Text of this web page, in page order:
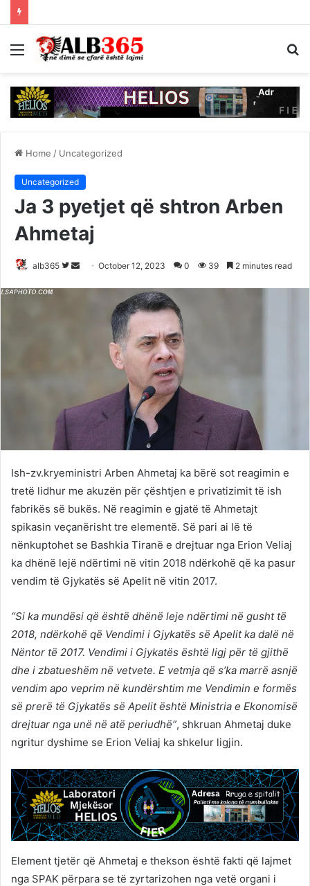
Menu
Home / Uncategorized
Uncategorized
Ja 3 pyetjet që shtron Arben
Ahmetaj
alb365
Follow
SendOctober 12, 2023 0 39 2 minutes read
Ish-zv.kryeministri Arben Ahmetaj ka bërë sot reagimin e
tretë lidhur me akuzën për çështjen e privatizimit të ish
fabrikës së bukës. Në reagimin e gjatë të Ahmetajt
spikasin veçanërisht tre elementë. Së pari ai lë të
nënkuptohet se Bashkia Tiranë e drejtuar nga Erion Veliaj
ka dhënë lejë ndërtimi në vitin 2018 ndërkohë që ka pasur
vendim të Gjykatës së Apelit në vitin 2017.
“Si ka mundësi që është dhënë leje ndërtimi në gusht të
2018, ndërkohë që Vendimi i Gjykatës së Apelit ka dalë në
Nëntor të 2017. Vendimi i Gjykatës është ligj për të gjithë
dhe i zbatueshëm në vetvete. E vetmja që s’ka marrë asnjë
vendim apo veprim në kundërshtim me Vendimin e formës
së prerë të Gjykatës së Apelit është Ministria e Ekonomisë
drejtuar nga unë në atë periudhë”, shkruan Ahmetaj duke
ngritur dyshime se Erion Veliaj ka shkelur ligjin.
Element tjetër që Ahmetaj e thekson është fakti që lajmet
nga SPAK përpara se të zyrtarizohen nga vetë organi i